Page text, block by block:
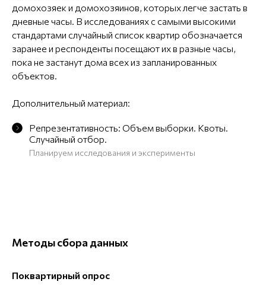
домохозяек и домохозяинов, которых легче застать в
дневные часы. В исследованиях с самыми высокими
стандартами случайный список квартир обозначается
заранее и респонденты посещают их в разные часы,
пока не застанут дома всех из запланированных
объектов.
Дополнительный материал:
Репрезентативность: Объем выборки. Квоты.
Случайный отбор.
Планируем исследования и эксперименты
Методы сбора данных
Поквартирный опрос